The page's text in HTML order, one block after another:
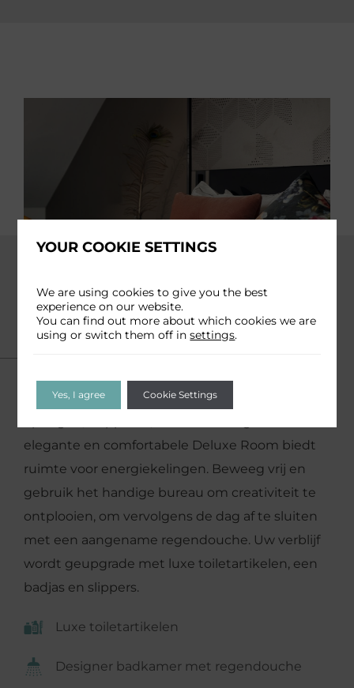
Deluxe Queen of Twin
Approx size: 20m2
elegante en comfortabele Deluxe Room biedt
ruimte voor energiekelingen. Beweeg vrij en
gebruik het handige bureau om creativiteit te
ontplooien, om vervolgens de dag af te sluiten
met een aangename regendouche. Uw verblijf
wordt geupgrade met luxe toiletartikelen, een
badjas en slippers.
Luxe toiletartikelen
Designer badkamer met regendouche
YOUR COOKIE SETTINGS
We are using cookies to give you the best
experience on our website.
You can find out more about which cookies we are
using or switch them off insettings.
Yes, I agree Cookie Settings